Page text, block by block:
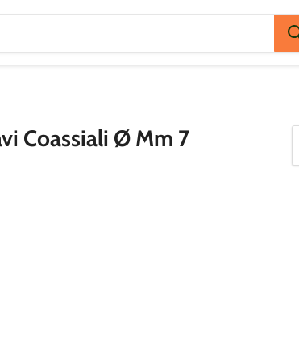
Coassiali Ø Mm 7